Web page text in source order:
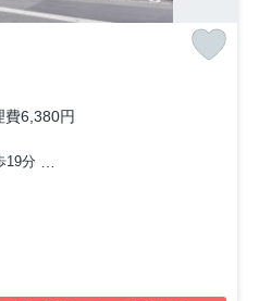
費6,380円
19分